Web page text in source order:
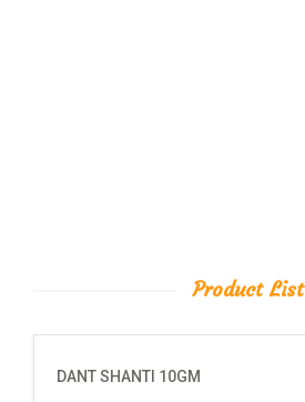
Product List
DANT SHANTI 10GM